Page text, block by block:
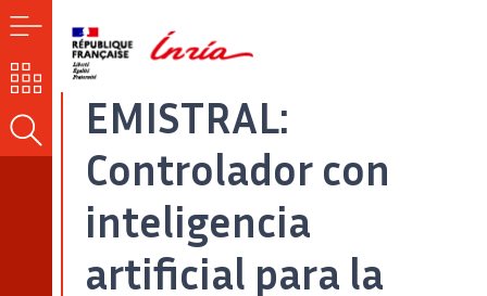
MENÚ
NUESTROS
RETOS
BUSCAR
EMISTRAL:
Controlador con
inteligencia
artificial para la